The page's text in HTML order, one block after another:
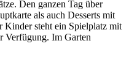
Den ganzen Tag über
als auch Desserts mit
Kinder steht ein Spielplatz mit
Verfügung. Im Garten